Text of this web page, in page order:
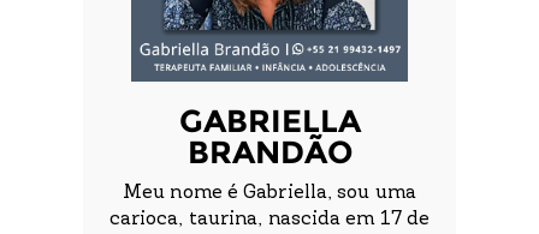
GABRIELLA
BRANDÃO
Meu nome é Gabriella, sou uma
carioca, taurina, nascida em 17 de